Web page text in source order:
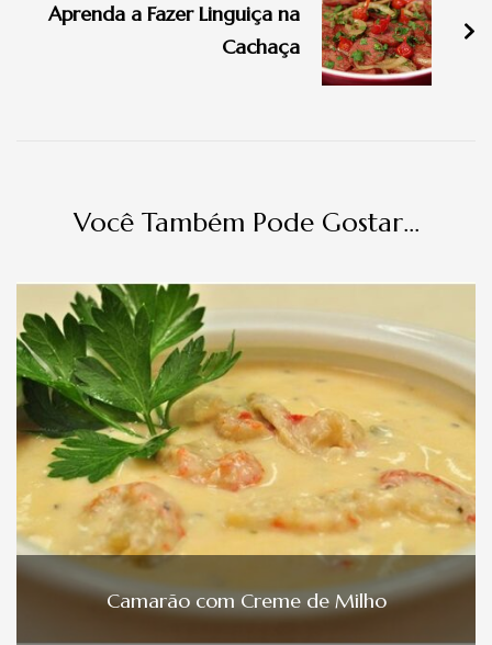
post
Aprenda a Fazer Linguiça na
Cachaça
Você Também Pode Gostar...
Camarão com Creme de Milho